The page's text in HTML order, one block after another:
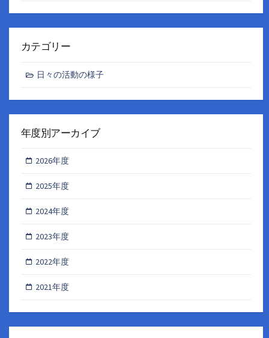
カテゴリー
日々の活動の様子
年度別アーカイブ
2026年度
2025年度
2024年度
2023年度
2022年度
2021年度